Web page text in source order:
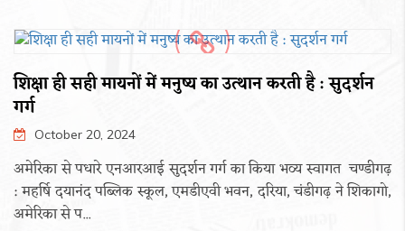
शिक्षा ही सही मायनों में मनुष्य का उत्थान करती है : सुदर्शन
गर्ग
October 20, 2024
अमेरिका से पधारे एनआरआई सुदर्शन गर्ग का किया भव्य स्वागत चण्डीगढ़
: महर्षि दयानंद पब्लिक स्कूल, एमडीएवी भवन, दरिया, चंडीगढ़ ने शिकागो,
अमेरिका से प...